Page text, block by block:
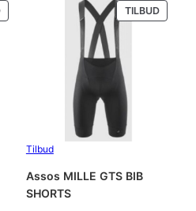
PRODUKT
PÅ
TILBUD
PÅ
Tilbud
Assos MILLE GTS BIB
SHORTS